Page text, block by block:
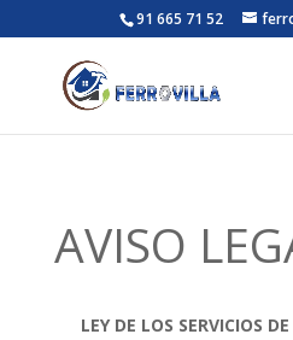
91 665 71 52
AVISO
LEY DE LOS SERVICIOS